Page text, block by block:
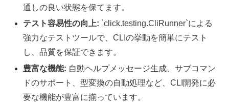
通しの良い状態を保てます。
テスト容易性の向上: `click.testing.CliRunner`による
強力なテストツールで、CLIの挙動を簡単にテスト
し、品質を保証できます。
豊富な機能: 自動ヘルプメッセージ生成、サブコマン
ドのサポート、型変換の自動処理など、CLI開発に必
要な機能が豊富に揃っています。